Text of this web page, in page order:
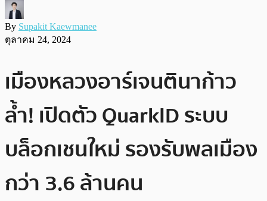
By Supakit Kaewmanee
ตุลาคม 24, 2024
เมืองหลวงอาร์เจนตินาก้าว
ล้ำ! เปิดตัว QuarkID ระบบ
บล็อกเชนใหม่ รองรับพลเมือง
กว่า 3.6 ล้านคน